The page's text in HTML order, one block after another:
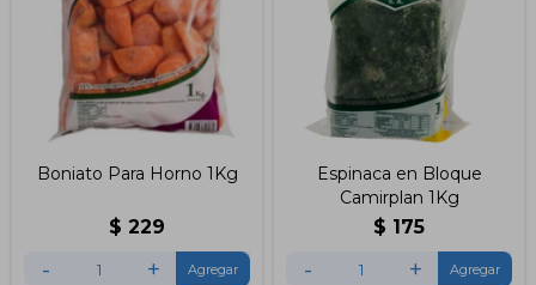
Boniato Para Horno 1Kg
$ 229
- +
Espinaca en Bloque
Camirplan 1Kg
$ 175
- +